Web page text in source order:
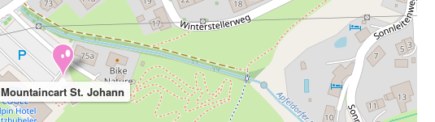
Mountaincart St. Johann